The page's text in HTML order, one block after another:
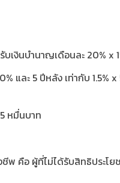
เงินบำนาญเดือนละ 20% x
และ 5 ปีหลัง เท่ากับ 1.5%
หมื่นบาท
คือ ผู้ที่ไม่ได้รับสิทธิประโ